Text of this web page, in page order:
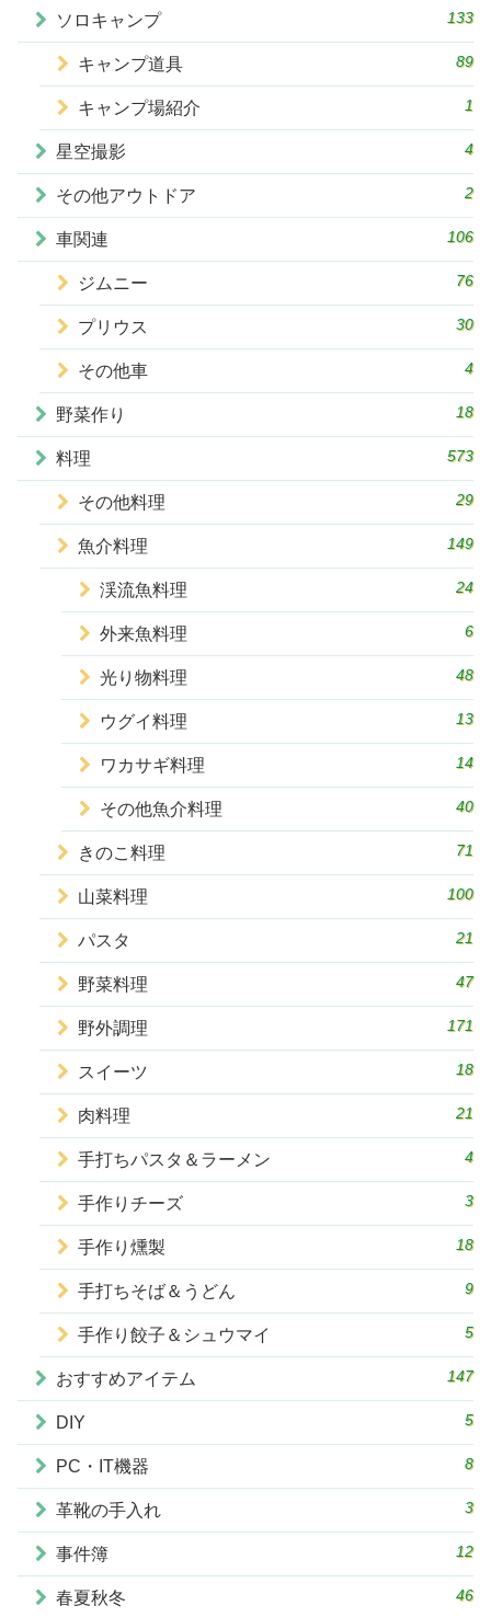
ソロキャンプ 133
キャンプ道具 89
キャンプ場紹介 1
星空撮影 4
その他アウトドア 2
車関連 106
ジムニー 76
プリウス 30
その他車 4
野菜作り 18
料理 573
その他料理 29
魚介料理 149
渓流魚料理 24
外来魚料理 6
光り物料理 48
ウグイ料理 13
ワカサギ料理 14
その他魚介料理 40
きのこ料理 71
山菜料理 100
パスタ 21
野菜料理 47
野外調理 171
スイーツ 18
肉料理 21
手打ちパスタ＆ラーメン 4
手作りチーズ 3
手作り燻製 18
手打ちそば＆うどん 9
手作り餃子＆シュウマイ 5
おすすめアイテム 147
DIY 5
PC・IT機器 8
革靴の手入れ 3
事件簿 12
春夏秋冬 46